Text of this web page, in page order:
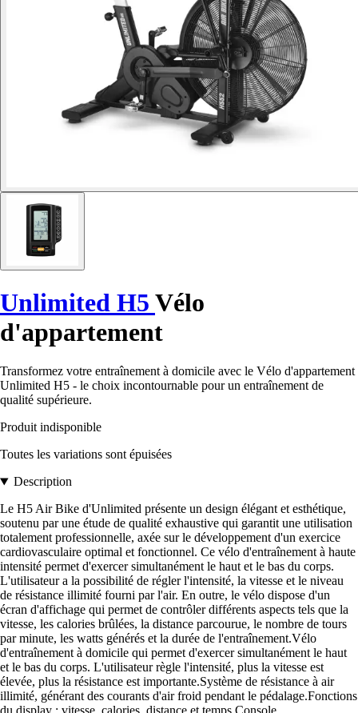
Unlimited H5 Vélo
d'appartement
Transformez votre entraînement à domicile avec le Vélo d'appartement
Unlimited H5 - le choix incontournable pour un entraînement de
qualité supérieure.
Produit indisponible
Toutes les variations sont épuisées
Description
Le H5 Air Bike d'Unlimited présente un design élégant et esthétique,
soutenu par une étude de qualité exhaustive qui garantit une utilisation
totalement professionnelle, axée sur le développement d'un exercice
cardiovasculaire optimal et fonctionnel. Ce vélo d'entraînement à haute
intensité permet d'exercer simultanément le haut et le bas du corps.
L'utilisateur a la possibilité de régler l'intensité, la vitesse et le niveau
de résistance illimité fourni par l'air. En outre, le vélo dispose d'un
écran d'affichage qui permet de contrôler différents aspects tels que la
vitesse, les calories brûlées, la distance parcourue, le nombre de tours
par minute, les watts générés et la durée de l'entraînement.Vélo
d'entraînement à domicile qui permet d'exercer simultanément le haut
et le bas du corps. L'utilisateur règle l'intensité, plus la vitesse est
élevée, plus la résistance est importante.Système de résistance à air
illimité, générant des courants d'air froid pendant le pédalage.Fonctions